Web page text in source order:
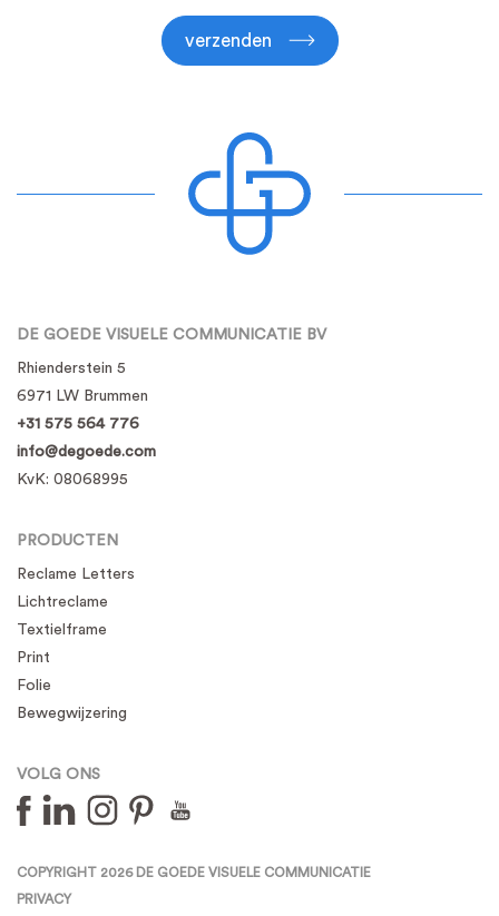
verzenden
DE GOEDE VISUELE COMMUNICATIE BV
Rhienderstein 5
6971 LW Brummen
+31 575 564 776
info@degoede.com
KvK: 08068995
PRODUCTEN
Reclame Letters
Lichtreclame
Textielframe
Print
Folie
Bewegwijzering
VOLG ONS
COPYRIGHT 2026 DE GOEDE VISUELE COMMUNICATIE
PRIVACY